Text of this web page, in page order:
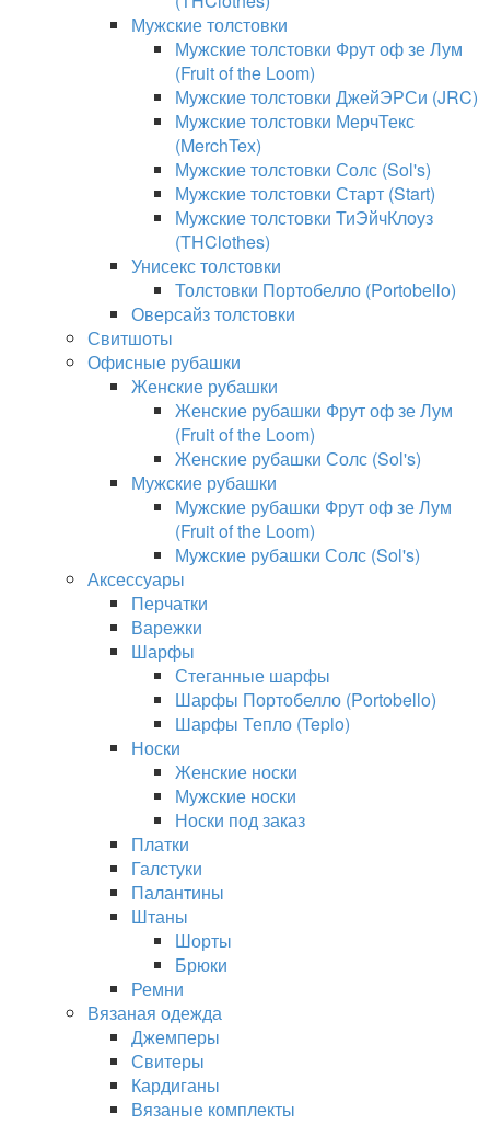
Мужские толстовки
Мужские толстовки Фрут оф зе Лум
(Fruit of the Loom)
Мужские толстовки ДжейЭРСи (JRC)
Мужские толстовки МерчТекс
(MerchTex)
Мужские толстовки Солс (Sol's)
Мужские толстовки Старт (Start)
Мужские толстовки ТиЭйчКлоуз
(THClothes)
Унисекс толстовки
Толстовки Портобелло (Portobello)
Оверсайз толстовки
Свитшоты
Офисные рубашки
Женские рубашки
Женские рубашки Фрут оф зе Лум
(Fruit of the Loom)
Женские рубашки Солс (Sol's)
Мужские рубашки
Мужские рубашки Фрут оф зе Лум
(Fruit of the Loom)
Мужские рубашки Солс (Sol's)
Аксессуары
Перчатки
Варежки
Шарфы
Стеганные шарфы
Шарфы Портобелло (Portobello)
Шарфы Тепло (Teplo)
Носки
Женские носки
Мужские носки
Носки под заказ
Платки
Галстуки
Палантины
Штаны
Шорты
Брюки
Ремни
Вязаная одежда
Джемперы
Свитеры
Кардиганы
Вязаные комплекты